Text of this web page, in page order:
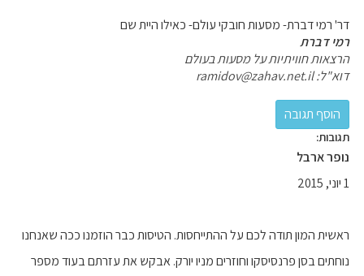
דר' רמי דברת- מסעות חובקי עולם- כאילו היית שם
רמי דברת
הרצאות חוויתיות על מסעות בעולם
דוא"ל: ramidov@zahav.net.il
תגובות:
נופר ארבל
1 יוני, 2015
ראשית המון תודה לכם על ההתייחסות. הטיסות כבר הוזמנו ככה שאנחנו
נוחתים בסן פרנסיסקו וחוזרים מניו יורק. אבקש את עזרתם בעוד מספר